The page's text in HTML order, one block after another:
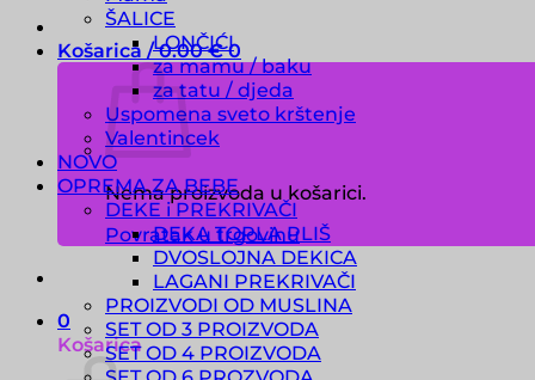
Košarica /0.00€ 0
Nema proizvoda u košarici.
Povratak u trgovinu
0
Košarica
ŠALICE
LONČIĆI
za mamu / baku
za tatu / djeda
Uspomena sveto krštenje
Valentincek
NOVO
OPREMA ZA BEBE
DEKE i PREKRIVAČI
DEKA TOPLA PLIŠ
DVOSLOJNA DEKICA
LAGANI PREKRIVAČI
PROIZVODI OD MUSLINA
SET OD 3 PROIZVODA
SET OD 4 PROIZVODA